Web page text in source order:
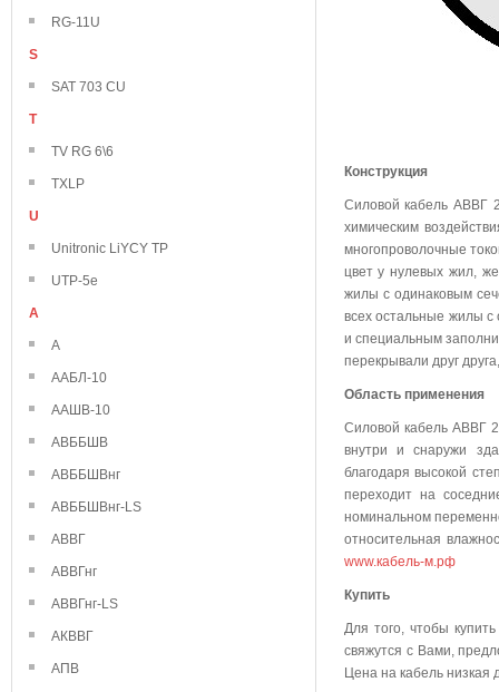
RG-11U
S
SAT 703 CU
T
TV RG 6\6
TXLP
U
Unitronic LiYCY TP
UTP-5e
А
А
ААБЛ-10
ААШВ-10
АВББШВ
АВББШВнг
АВББШВнг-LS
АВВГ
АВВГнг
АВВГнг-LS
АКВВГ
АПВ
Конструкция
Силовой кабель АВВГ
химическим
многопроволочные
цвет у нулевых жил,
жилы с одинаковым
всех остальные жилы с
и специальным
перекрывали друг
Область применения
Силовой кабель АВВГ
внутри и снаружи
благодаря высокой
переходит на
номинальном
относительная
www.кабель-м.рф
Для того, чтобы
свяжутся с Вами,
Цена на кабель низкая